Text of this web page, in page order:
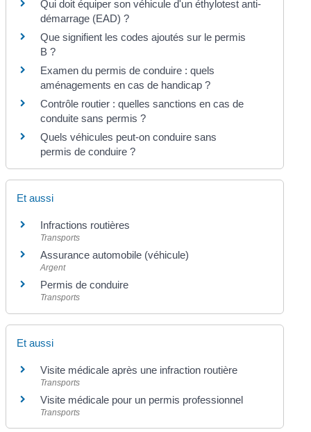
Qui doit équiper son véhicule d'un éthylotest anti-
démarrage (EAD) ?
Que signifient les codes ajoutés sur le permis
B ?
Examen du permis de conduire : quels
aménagements en cas de handicap ?
Contrôle routier : quelles sanctions en cas de
conduite sans permis ?
Quels véhicules peut-on conduire sans
permis de conduire ?
Et aussi
Infractions routières
Transports
Assurance automobile (véhicule)
Argent
Permis de conduire
Transports
Et aussi
Visite médicale après une infraction routière
Transports
Visite médicale pour un permis professionnel
Transports